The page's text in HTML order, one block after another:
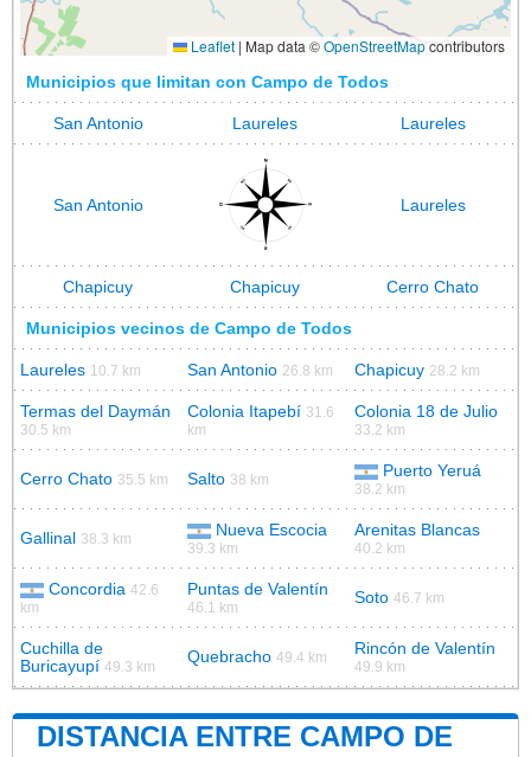
Leaflet | Map data ©OpenStreetMapcontributors
Municipios que limitan con Campo de Todos
San Antonio Laureles Laureles
San Antonio Laureles
Chapicuy Chapicuy Cerro Chato
Municipios vecinos de Campo de Todos
Laureles 10.7 km San Antonio 26.8 km Chapicuy 28.2 km
Termas del Daymán
30.5 km
Colonia Itapebí 31.6
km
Colonia 18 de Julio
33.2 km
Cerro Chato 35.5 km Salto 38 km Puerto Yeruá
38.2 km
Gallinal 38.3 km Nueva Escocia
39.3 km
Arenitas Blancas
40.2 km
Concordia 42.6
km
Puntas de Valentín
46.1 km
Soto 46.7 km
Cuchilla de
Buricayupí 49.3 km
Quebracho 49.4 km Rincón de Valentín
49.9 km
DISTANCIA ENTRE CAMPO DE